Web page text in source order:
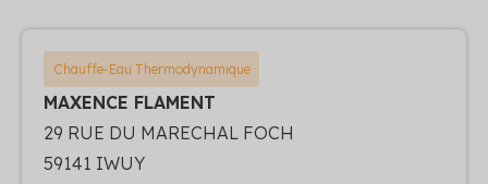
Chauffe-Eau Thermodynamique
MAXENCE FLAMENT
29 RUE DU MARECHAL FOCH
59141 IWUY